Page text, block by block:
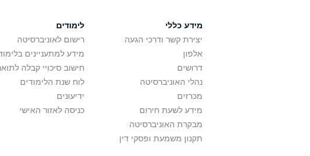
מידע כללי
יצירת קשר ודרכי הגעה
אלפון
דרושים
נהלי האוניברסיטה
מכרזים
מידע לשעת חירום
מבקרת האוניברסיטה
תקנון משמעת ופסקי דין
לימודים
רישום לאוניברסיטה
מידע למתעניינים
חישוב סיכויי קבלה
לוח שנת הלימודים
ידיעונים
כניסה לאזור האישי